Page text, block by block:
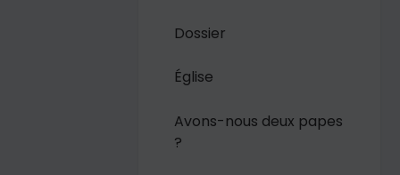
Dossier
Église
Avons-nous deux papes
?